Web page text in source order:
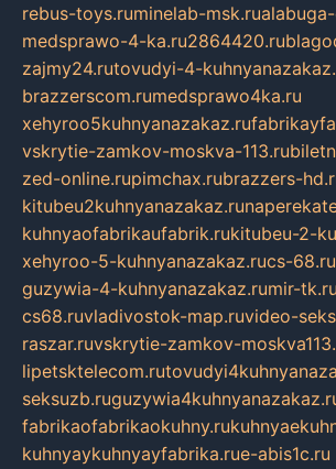
rebus-toys.ruminelab-msk.ru
medsprawo-4-ka.ru2864420.ru
zajmy24.rutovudyi-4-
brazzerscom.rumedsprawo4ka.ru
xehyroo5kuhnyanazakaz.ru
vskrytie-zamkov-moskva-113.ru
zed-online.rupimchax.rubrazzers-
kitubeu2kuhnyanazakaz.ru
kuhnyaofabrikaufabrik.rukitubeu-2-
xehyroo-5-kuhnyanazakaz.rucs-68.ru
guzywia-4-kuhnyanazakaz.rumir-tk.ru
cs68.ruvladivostok-map.ruvideo-
raszar.ruvskrytie-zamkov-
lipetsktelecom.ru
seksuzb.ru
fabrikaofabrikaokuhny.ru
kuhnyaykuhnyayfabrika.rue-abis1c.ru